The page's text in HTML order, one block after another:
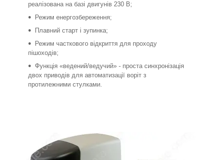
реалізована на базі двигунів 230 В;
Режим енергозбереження;
Плавний старт і зупинка;
Режим часткового відкриття для проходу
пішоходів;
Функція «ведений/ведучий» - проста синхронізація
двох приводів для автоматизації воріт з
протилежними стулками.